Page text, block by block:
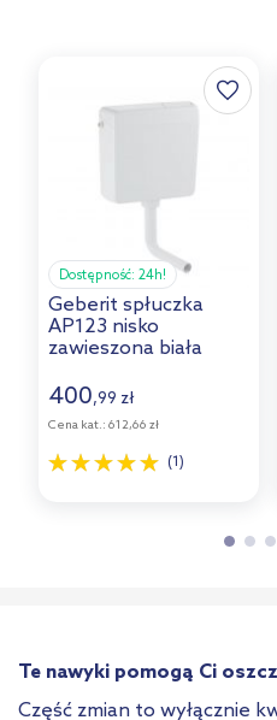
Dostępność: 24h!
Geberit spłuczka
AP123 nisko
zawieszona biała
400,99 zł
Cena kat.: 612,66 zł
(1)
Te nawyki pomogą Ci
Część zmian to wyłącznie